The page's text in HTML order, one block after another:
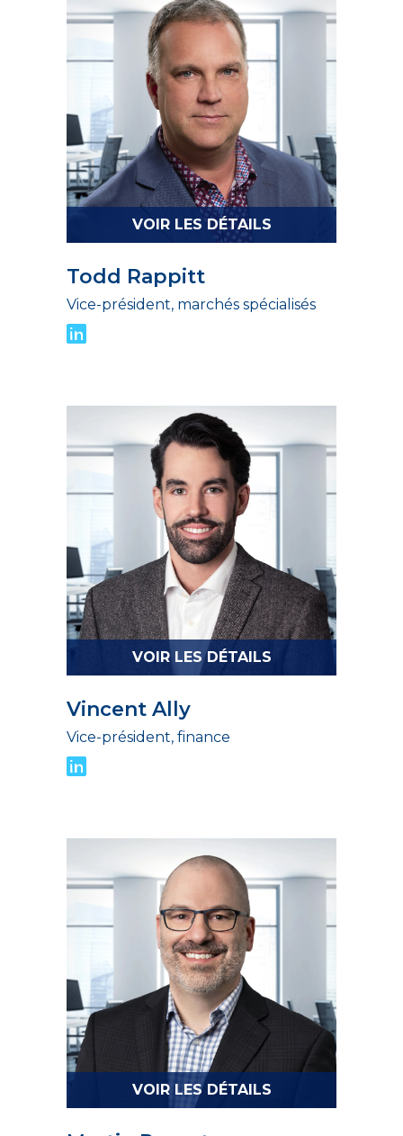
VOIR LES DÉTAILS
Todd Rappitt
Vice-président, marchés spécialisés
VOIR LES DÉTAILS
Vincent Ally
Vice-président, finance
VOIR LES DÉTAILS